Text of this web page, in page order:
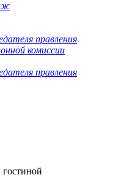
правления
комиссии
правления
гостиной